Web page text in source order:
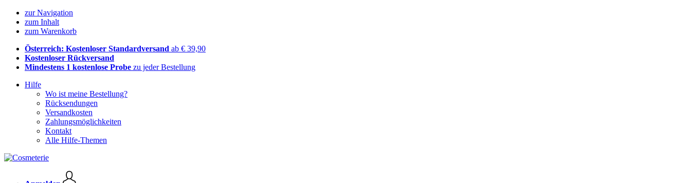
zur Navigation
zum Inhalt
zum Warenkorb
Österreich: Kostenloser Standardversand ab € 39,90
Kostenloser Rückversand
Mindestens 1 kostenlose Probe zu jeder Bestellung
Hilfe
Wo ist meine Bestellung?
Rücksendungen
Versandkosten
Zahlungsmöglichkeiten
Kontakt
Alle Hilfe-Themen